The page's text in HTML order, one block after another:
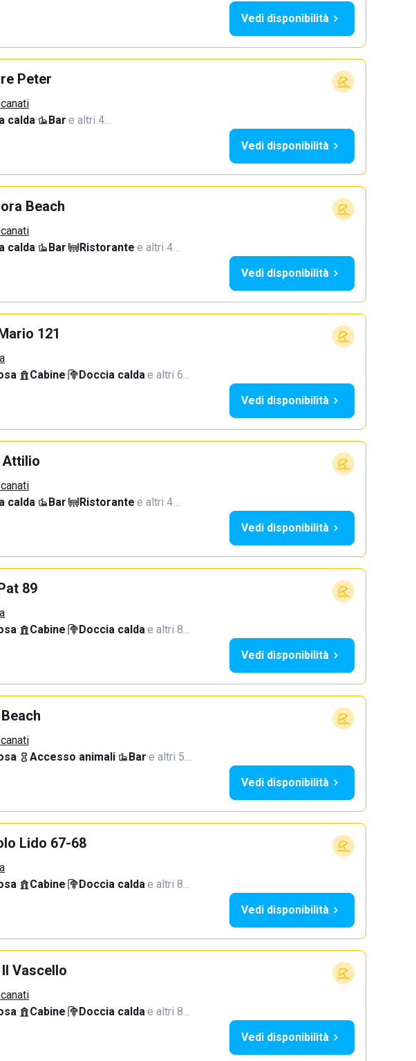
Vedi disponibilità
Peter
calda· Bar·e altri 4…
Vedi disponibilità
Beach
calda· Bar· Ristorante·e altri 4…
Vedi disponibilità
121
· Cabine· Doccia calda·e altri 6…
Vedi disponibilità
Attilio
calda· Bar· Ristorante·e altri 4…
Vedi disponibilità
89
· Cabine· Doccia calda·e altri 8…
Vedi disponibilità
· Accesso animali· Bar·e altri 5…
Vedi disponibilità
Lido 67-68
· Cabine· Doccia calda·e altri 8…
Vedi disponibilità
Vascello
· Cabine· Doccia calda·e altri 8…
Vedi disponibilità